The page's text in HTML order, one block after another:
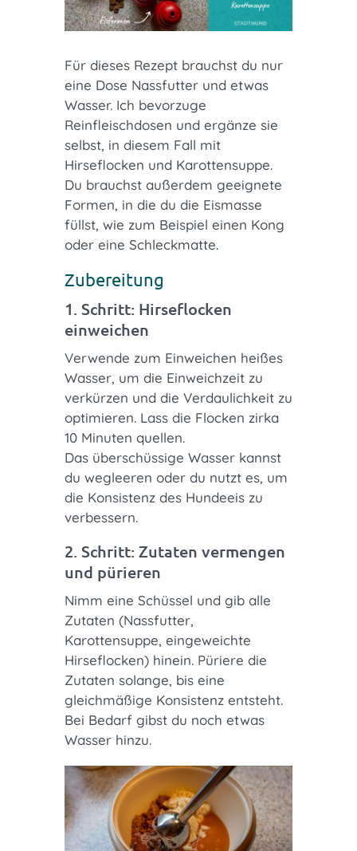
Für dieses Rezept brauchst du nur
eine Dose Nassfutter und etwas
Wasser. Ich bevorzuge
Reinfleischdosen und ergänze sie
selbst, in diesem Fall mit
Hirseflocken und Karottensuppe.
Du brauchst außerdem geeignete
Formen, in die du die Eismasse
füllst, wie zum Beispiel einen Kong
oder eine Schleckmatte.
Zubereitung
1. Schritt: Hirseflocken
einweichen
Verwende zum Einweichen heißes
Wasser, um die Einweichzeit zu
verkürzen und die Verdaulichkeit zu
optimieren. Lass die Flocken zirka
10 Minuten quellen.
Das überschüssige Wasser kannst
du wegleeren oder du nutzt es, um
die Konsistenz des Hundeeis zu
verbessern.
2. Schritt: Zutaten vermengen
und pürieren
Nimm eine Schüssel und gib alle
Zutaten (Nassfutter,
Karottensuppe, eingeweichte
Hirseflocken) hinein. Püriere die
Zutaten solange, bis eine
gleichmäßige Konsistenz entsteht.
Bei Bedarf gibst du noch etwas
Wasser hinzu.